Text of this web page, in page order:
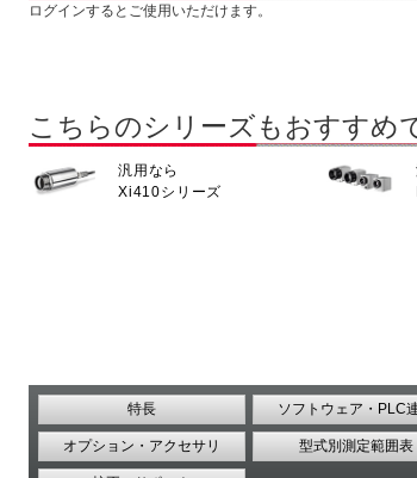
ログインするとご使用いただけます。
こちらのシリーズもおすすめ
汎用なら
Xi410シリーズ
特長 ソフトウェア・PLC
オプション・アクセサリ 型式別測定範囲表